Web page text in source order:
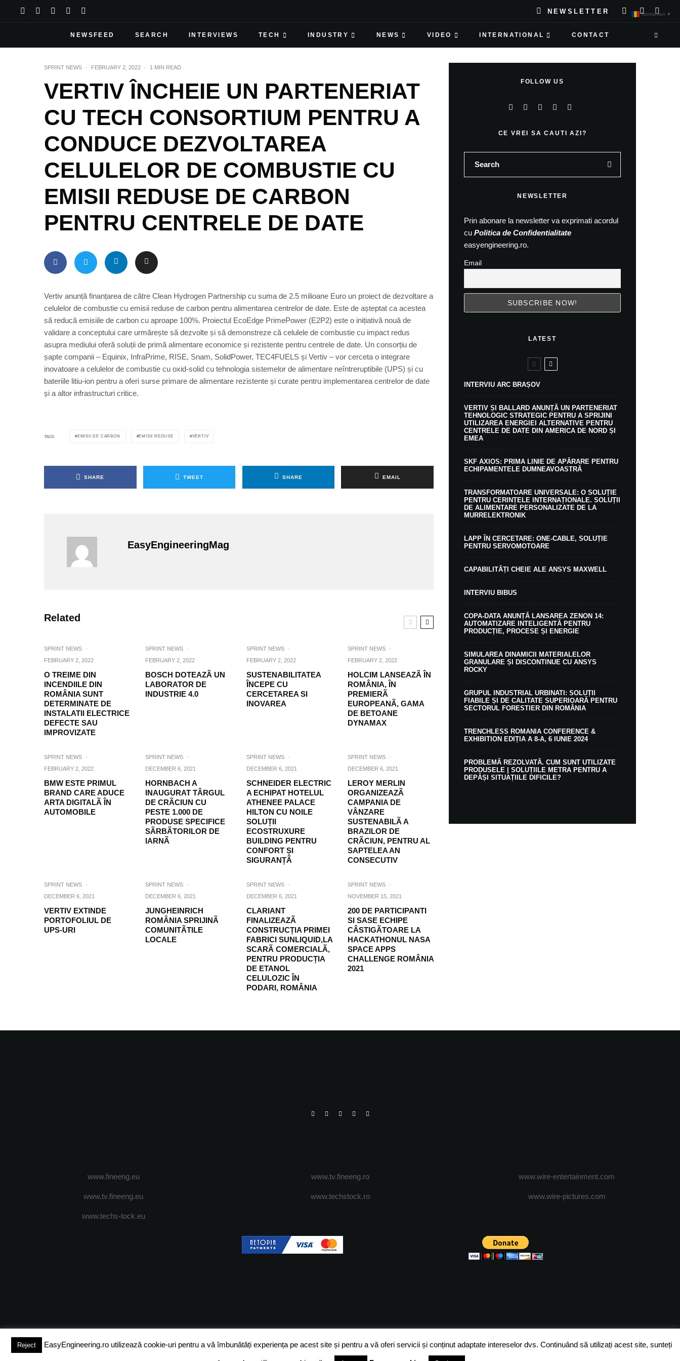
NEWSLETTER
NEWSFEED SEARCH INTERVIEWS TECH INDUSTRY NEWS VIDEO INTERNATIONAL CONTACT
SPRINT NEWS · FEBRUARY 2, 2022 · 1 MIN READ
VERTIV ÎNCHEIE UN PARTENERIAT
CU TECH CONSORTIUM PENTRU A
CONDUCE DEZVOLTAREA
CELULELOR DE COMBUSTIE CU
EMISII REDUSE DE CARBON
PENTRU CENTRELE DE DATE
Vertiv anunță finanțarea de către Clean Hydrogen Partnership cu suma de 2.5 milioane Euro un proiect de dezvoltare a
celulelor de combustie cu emisii reduse de carbon pentru alimentarea centrelor de date. Este de așteptat ca acestea
să reducă emisiile de carbon cu aproape 100%. Proiectul EcoEdge PrimePower (E2P2) este o inițiativă nouă de
validare a conceptului care urmărește să dezvolte și să demonstreze că celulele de combustie cu impact redus
asupra mediului oferă soluții de primă alimentare economice și rezistente pentru centrele de date. Un consorțiu de
șapte companii – Equinix, InfraPrime, RISE, Snam, SolidPower, TEC4FUELS și Vertiv – vor cerceta o integrare
inovatoare a celulelor de combustie cu oxid-solid cu tehnologia sistemelor de alimentare neîntreruptibile (UPS) și cu
bateriile litiu-ion pentru a oferi surse primare de alimentare rezistente și curate pentru implementarea centrelor de date
și a altor infrastructuri critice.
TAGS EMISII DE CARBON EMISII REDUSE VERTIV
SHARE TWEET SHARE EMAIL
EasyEngineeringMag
Related
SPRINT NEWS
·
FEBRUARY 2, 2022
O TREIME DIN
INCENDIILE DIN
ROMÂNIA SUNT
DETERMINATE DE
INSTALATII ELECTRICE
DEFECTE SAU
IMPROVIZATE
SPRINT NEWS
·
FEBRUARY 2, 2022
BOSCH DOTEAZÃ UN
LABORATOR DE
INDUSTRIE 4.0
SPRINT NEWS
·
FEBRUARY 2, 2022
SUSTENABILITATEA
ÎNCEPE CU
CERCETAREA SI
INOVAREA
SPRINT NEWS
·
FEBRUARY 2, 2022
HOLCIM LANSEAZÃ ÎN
ROMÂNIA, ÎN
PREMIERÃ
EUROPEANÃ, GAMA
DE BETOANE
DYNAMAX
SPRINT NEWS
·
FEBRUARY 2, 2022
BMW ESTE PRIMUL
BRAND CARE ADUCE
ARTA DIGITALÃ ÎN
AUTOMOBILE
SPRINT NEWS
·
DECEMBER 6, 2021
HORNBACH A
INAUGURAT TÂRGUL
DE CRÃCIUN CU
PESTE 1.000 DE
PRODUSE SPECIFICE
SÃRBÃTORILOR DE
IARNÃ
SPRINT NEWS
·
DECEMBER 6, 2021
SCHNEIDER ELECTRIC
A ECHIPAT HOTELUL
ATHENEE PALACE
HILTON CU NOILE
SOLUȚII
ECOSTRUXURE
BUILDING PENTRU
CONFORT ȘI
SIGURANȚÃ
SPRINT NEWS
·
DECEMBER 6, 2021
LEROY MERLIN
ORGANIZEAZÃ
CAMPANIA DE
VÂNZARE
SUSTENABILÃ A
BRAZILOR DE
CRÃCIUN, PENTRU AL
SAPTELEA AN
CONSECUTIV
SPRINT NEWS
·
DECEMBER 6, 2021
VERTIV EXTINDE
PORTOFOLIUL DE
UPS-URI
SPRINT NEWS
·
DECEMBER 6, 2021
JUNGHEINRICH
ROMÂNIA SPRIJINÃ
COMUNITÃTILE
LOCALE
SPRINT NEWS
·
DECEMBER 6, 2021
CLARIANT
FINALIZEAZÃ
CONSTRUCȚIA PRIMEI
FABRICI SUNLIQUID,LA
SCARÃ COMERCIALÃ,
PENTRU PRODUCȚIA
DE ETANOL
CELULOZIC ÎN
PODARI, ROMÂNIA
SPRINT NEWS
·
NOVEMBER 15, 2021
200 DE PARTICIPANTI
SI SASE ECHIPE
CÂSTIGÃTOARE LA
HACKATHONUL NASA
SPACE APPS
CHALLENGE ROMÂNIA
2021
FOLLOW US
CE VREI SA CAUTI AZI?
NEWSLETTER
Prin abonare la newsletter va exprimati acordul
cu Politica de Confidentialitate
easyengineering.ro.
Email
LATEST
INTERVIU ARC BRAȘOV
VERTIV ȘI BALLARD ANUNȚĂ UN PARTENERIAT
TEHNOLOGIC STRATEGIC PENTRU A SPRIJINI
UTILIZAREA ENERGIEI ALTERNATIVE PENTRU
CENTRELE DE DATE DIN AMERICA DE NORD ȘI
EMEA
SKF AXIOS: PRIMA LINIE DE APĂRARE PENTRU
ECHIPAMENTELE DUMNEAVOASTRĂ
TRANSFORMATOARE UNIVERSALE: O SOLUȚIE
PENTRU CERINȚELE INTERNAȚIONALE. SOLUȚII
DE ALIMENTARE PERSONALIZATE DE LA
MURRELEKTRONIK
LAPP ÎN CERCETARE: ONE-CABLE, SOLUȚIE
PENTRU SERVOMOTOARE
CAPABILITĂȚI CHEIE ALE ANSYS MAXWELL
INTERVIU BIBUS
COPA-DATA ANUNȚĂ LANSAREA ZENON 14:
AUTOMATIZARE INTELIGENTĂ PENTRU
PRODUCȚIE, PROCESE ȘI ENERGIE
SIMULAREA DINAMICII MATERIALELOR
GRANULARE ȘI DISCONTINUE CU ANSYS
ROCKY
GRUPUL INDUSTRIAL URBINATI: SOLUȚII
FIABILE ȘI DE CALITATE SUPERIOARĂ PENTRU
SECTORUL FORESTIER DIN ROMÂNIA
TRENCHLESS ROMANIA CONFERENCE &
EXHIBITION EDIȚIA A 8-A, 6 IUNIE 2024
PROBLEMĂ REZOLVATĂ. CUM SUNT UTILIZATE
PRODUSELE | SOLUȚIILE METRA PENTRU A
DEPĂȘI SITUAȚIILE DIFICILE?
www.fineeng.eu
www.tv.fineeng.eu
www.techs-tock.eu
www.tv.fineeng.ro
www.techstock.ro
www.wire-entertainment.com
www.wire-pictures.com
Reject EasyEngineering.ro utilizează cookie-uri pentru a vă îmbunătăți experiența pe acest site și pentru a vă oferi servicii și conținut adaptate intereselor dvs. Continuând să utilizați acest site, sunteți
Romanian ▼